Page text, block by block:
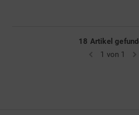
18 Artikel
1 von 1